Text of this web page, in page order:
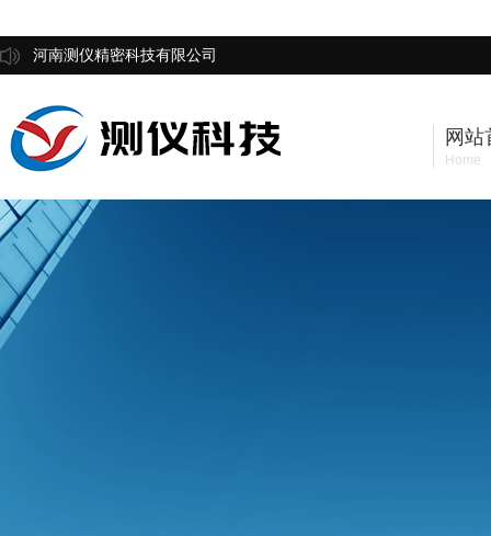
河南测仪精密科技有限公司
网站
Home